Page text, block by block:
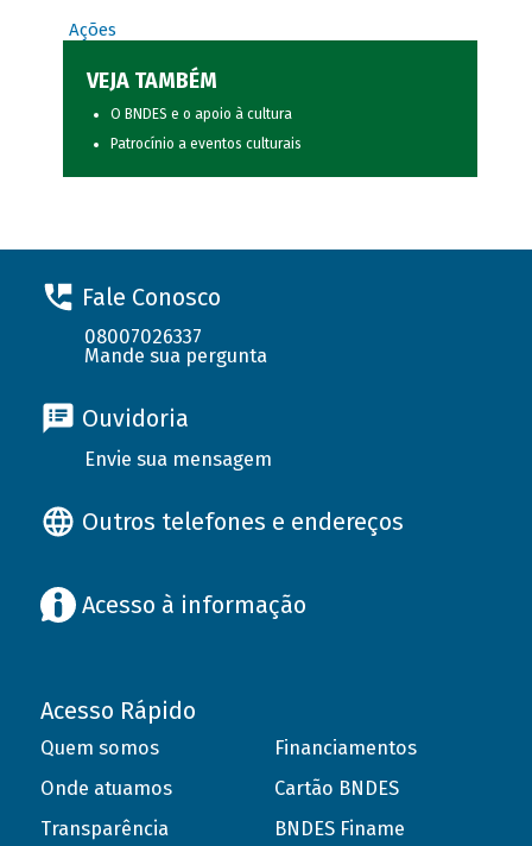
Ações
VEJA TAMBÉM
O BNDES e o apoio à cultura
Patrocínio a eventos culturais
Fale Conosco
08007026337
Mande sua pergunta
Ouvidoria
Envie sua mensagem
Outros telefones e endereços
Acesso à informação
Acesso Rápido
Quem somos
Onde atuamos
Transparência
Financiamentos
Cartão BNDES
BNDES Finame